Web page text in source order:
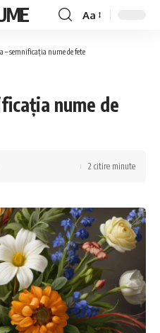
Font
Aa
– semnificația nume de fete
nume de
2 citire minute